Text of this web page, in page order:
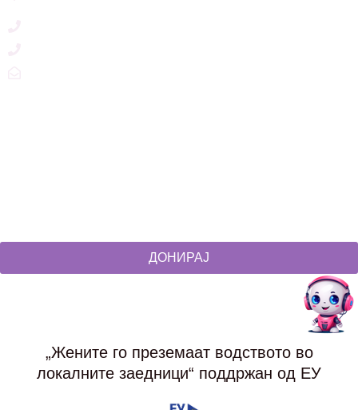
ДОНИРАЈ
„Жените го преземаат водството во
локалните заедници“ поддржан од ЕУ